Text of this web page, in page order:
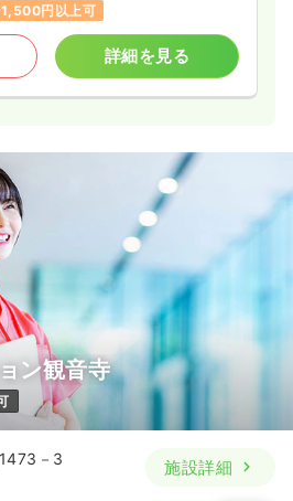
円以上可
詳細を見る
ン観音寺
－3 施設詳細